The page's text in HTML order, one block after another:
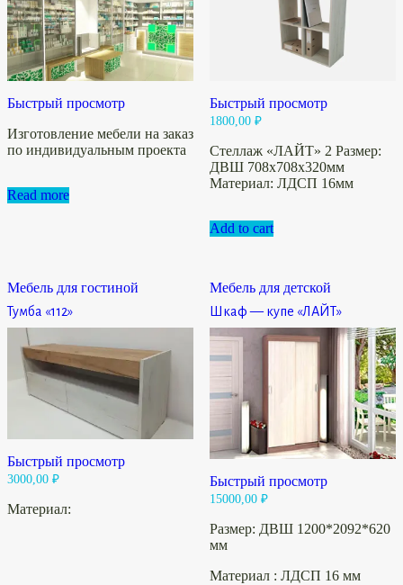
Быстрый просмотр
Изготовление мебели на заказ
по индивидуальным проекта
Read more
Быстрый просмотр
1800,00 ₽
Стеллаж «ЛАЙТ» 2 Размер:
ДВШ 708х708х320мм
Материал: ЛДСП 16мм
Add to cart
Мебель для гостиной
Тумба «112»
Быстрый просмотр
3000,00 ₽
Материал:
Мебель для детской
Шкаф — купе «ЛАЙТ»
Быстрый просмотр
15000,00 ₽
Размер: ДВШ 1200*2092*620
мм
Материал : ЛДСП 16 мм